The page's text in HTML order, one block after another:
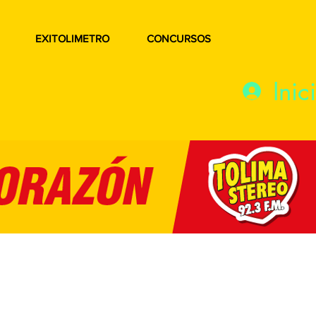
EXITOLIMETRO CONCURSOS